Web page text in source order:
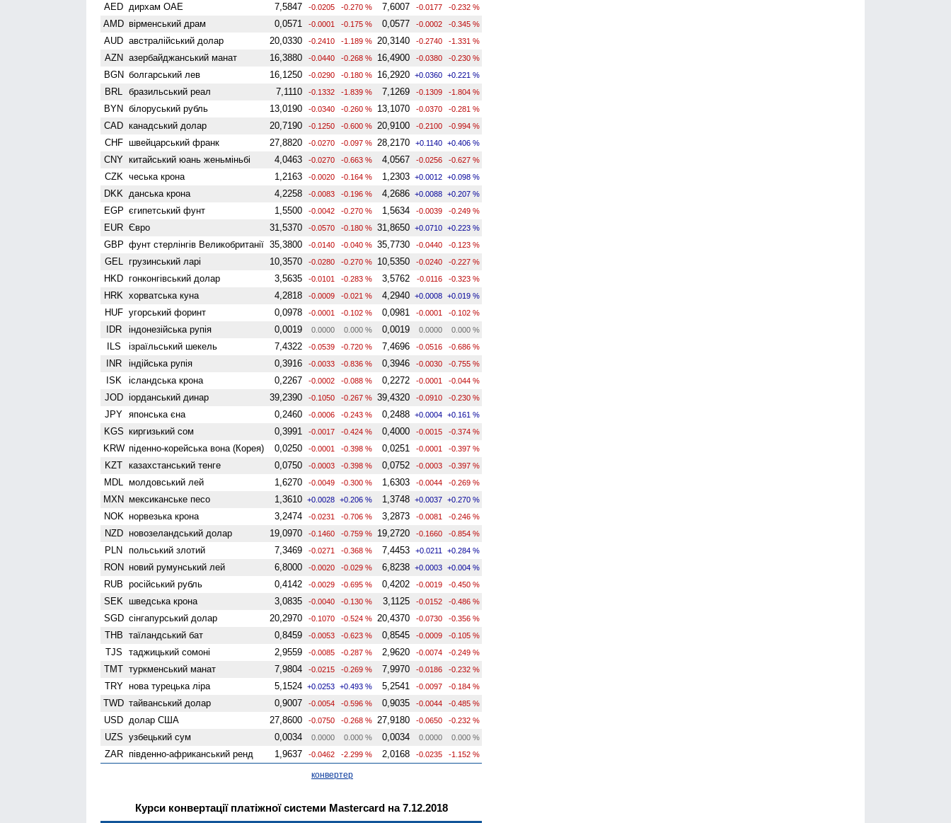
AED дирхам ОАЕ 7,5847 -0.0205 -0.270 % 7,6007 -0.0177 -0.232 %
AMD вiрменський драм 0,0571 -0.0001 -0.175 % 0,0577 -0.0002 -0.345 %
AUD австралійський долар 20,0330 -0.2410 -1.189 % 20,3140 -0.2740 -1.331 %
AZN азербайджанський манат 16,3880 -0.0440 -0.268 % 16,4900 -0.0380 -0.230 %
BGN болгарський лев 16,1250 -0.0290 -0.180 % 16,2920 +0.0360 +0.221 %
BRL бразильський реал 7,1110 -0.1332 -1.839 % 7,1269 -0.1309 -1.804 %
BYN білоруський рубль 13,0190 -0.0340 -0.260 % 13,1070 -0.0370 -0.281 %
CAD канадський долар 20,7190 -0.1250 -0.600 % 20,9100 -0.2100 -0.994 %
CHF швейцарський франк 27,8820 -0.0270 -0.097 % 28,2170 +0.1140 +0.406 %
CNY китайський юань женьмiньбi 4,0463 -0.0270 -0.663 % 4,0567 -0.0256 -0.627 %
CZK чеська крона 1,2163 -0.0020 -0.164 % 1,2303 +0.0012 +0.098 %
DKK данська крона 4,2258 -0.0083 -0.196 % 4,2686 +0.0088 +0.207 %
EGP єгипетський фунт 1,5500 -0.0042 -0.270 % 1,5634 -0.0039 -0.249 %
EUR Євро 31,5370 -0.0570 -0.180 % 31,8650 +0.0710 +0.223 %
GBP фунт стерлінгів Велико­британії 35,3800 -0.0140 -0.040 % 35,7730 -0.0440 -0.123 %
GEL грузинський ларі 10,3570 -0.0280 -0.270 % 10,5350 -0.0240 -0.227 %
HKD гонконгівський долар 3,5635 -0.0101 -0.283 % 3,5762 -0.0116 -0.323 %
HRK хорватська куна 4,2818 -0.0009 -0.021 % 4,2940 +0.0008 +0.019 %
HUF угорський форинт 0,0978 -0.0001 -0.102 % 0,0981 -0.0001 -0.102 %
IDR індонезійська рупія 0,0019 0.0000 0.000 % 0,0019 0.0000 0.000 %
ILS ізраїльський шекель 7,4322 -0.0539 -0.720 % 7,4696 -0.0516 -0.686 %
INR індійська рупія 0,3916 -0.0033 -0.836 % 0,3946 -0.0030 -0.755 %
ISK ісландська крона 0,2267 -0.0002 -0.088 % 0,2272 -0.0001 -0.044 %
JOD іорданський динар 39,2390 -0.1050 -0.267 % 39,4320 -0.0910 -0.230 %
JPY японська єна 0,2460 -0.0006 -0.243 % 0,2488 +0.0004 +0.161 %
KGS киргизький сом 0,3991 -0.0017 -0.424 % 0,4000 -0.0015 -0.374 %
KRW піденно-корейська вона (Корея) 0,0250 -0.0001 -0.398 % 0,0251 -0.0001 -0.397 %
KZT казахстанський тенге 0,0750 -0.0003 -0.398 % 0,0752 -0.0003 -0.397 %
MDL молдовський лей 1,6270 -0.0049 -0.300 % 1,6303 -0.0044 -0.269 %
MXN мексиканське песо 1,3610 +0.0028 +0.206 % 1,3748 +0.0037 +0.270 %
NOK норвезька крона 3,2474 -0.0231 -0.706 % 3,2873 -0.0081 -0.246 %
NZD ново­зеландський долар 19,0970 -0.1460 -0.759 % 19,2720 -0.1660 -0.854 %
PLN польський злотий 7,3469 -0.0271 -0.368 % 7,4453 +0.0211 +0.284 %
RON новий румунський лей 6,8000 -0.0020 -0.029 % 6,8238 +0.0003 +0.004 %
RUB російський рубль 0,4142 -0.0029 -0.695 % 0,4202 -0.0019 -0.450 %
SEK шведська крона 3,0835 -0.0040 -0.130 % 3,1125 -0.0152 -0.486 %
SGD сінгапурський долар 20,2970 -0.1070 -0.524 % 20,4370 -0.0730 -0.356 %
THB таїландський бат 0,8459 -0.0053 -0.623 % 0,8545 -0.0009 -0.105 %
TJS таджицький сомоні 2,9559 -0.0085 -0.287 % 2,9620 -0.0074 -0.249 %
TMT туркменський манат 7,9804 -0.0215 -0.269 % 7,9970 -0.0186 -0.232 %
TRY нова турецька ліра 5,1524 +0.0253 +0.493 % 5,2541 -0.0097 -0.184 %
TWD тайванський долар 0,9007 -0.0054 -0.596 % 0,9035 -0.0044 -0.485 %
USD долар США 27,8600 -0.0750 -0.268 % 27,9180 -0.0650 -0.232 %
UZS узбецький сум 0,0034 0.0000 0.000 % 0,0034 0.0000 0.000 %
ZAR південно-африканський ренд 1,9637 -0.0462 -2.299 % 2,0168 -0.0235 -1.152 %
конвертер
Курси конвертації платіжної системи Mastercard на 7.12.2018